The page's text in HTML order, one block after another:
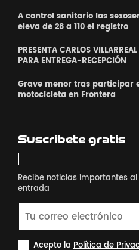
A control sanitario las
eleva de 28 a 110 el registro
PRESENTA CARLOS
PARA ENTREGA-RECEPCIÓN
Grave menor tras participar
motocicleta en Frontera
Suscribete gratis
Recibe noticias importantes
entrada
Acepto la Política de